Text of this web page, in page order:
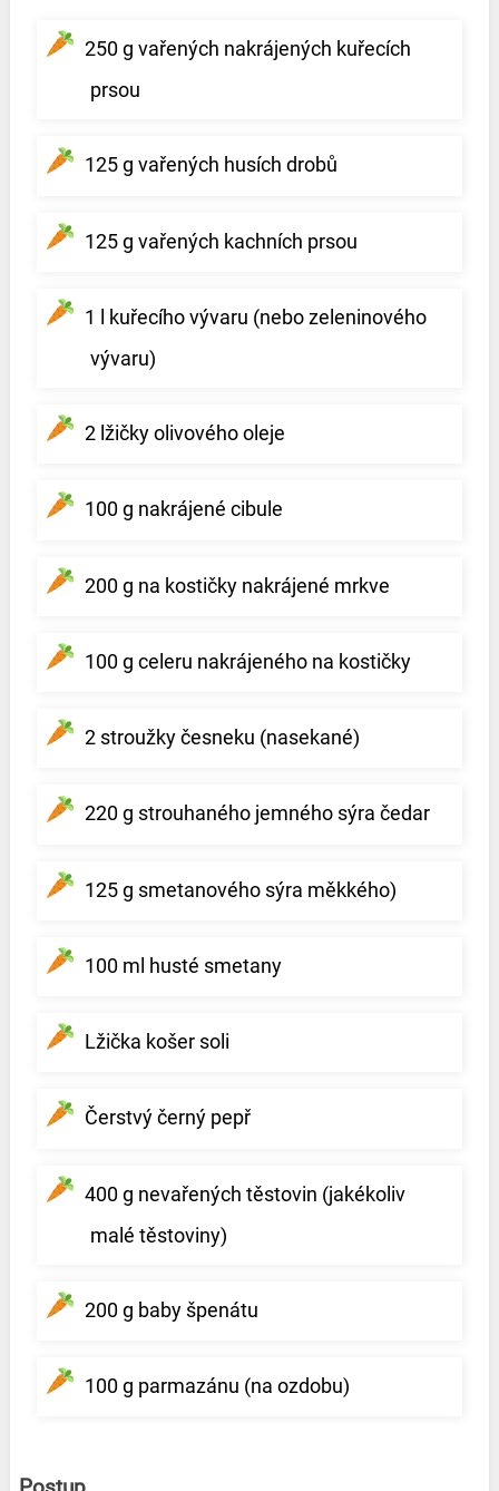
250 g vařených nakrájených kuřecích
prsou
125 g vařených husích drobů
125 g vařených kachních prsou
1 l kuřecího vývaru (nebo zeleninového
vývaru)
2 lžičky olivového oleje
100 g nakrájené cibule
200 g na kostičky nakrájené mrkve
100 g celeru nakrájeného na kostičky
2 stroužky česneku (nasekané)
220 g strouhaného jemného sýra čedar
125 g smetanového sýra měkkého)
100 ml husté smetany
Lžička košer soli
Čerstvý černý pepř
400 g nevařených těstovin (jakékoliv
malé těstoviny)
200 g baby špenátu
100 g parmazánu (na ozdobu)